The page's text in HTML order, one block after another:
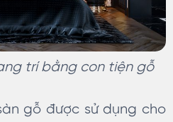
trí bằng con tiện gỗ
gỗ được sử dụng cho